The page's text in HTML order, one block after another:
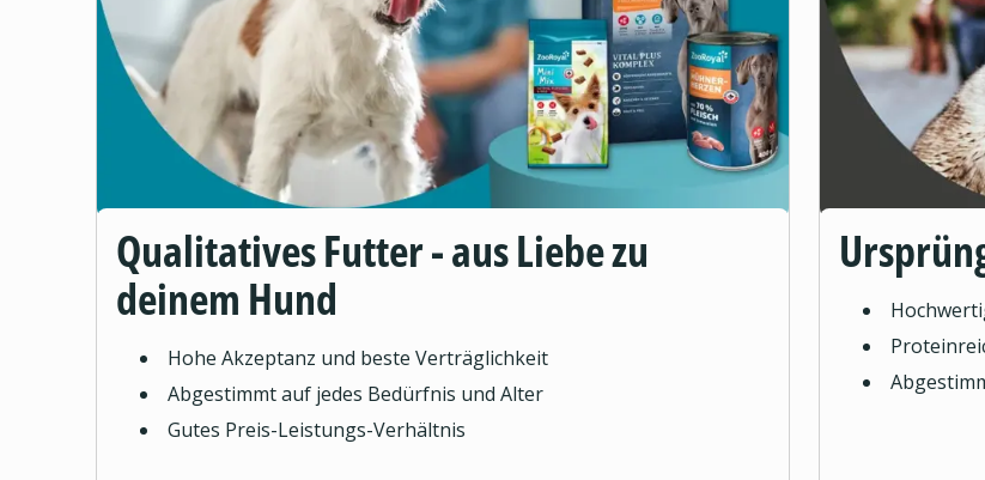
Qualitatives Futter - aus Liebe zu
deinem Hund
Hohe Akzeptanz und beste Verträglichkeit
Abgestimmt auf jedes Bedürfnis und Alter
Gutes Preis-Leistungs-Verhältnis